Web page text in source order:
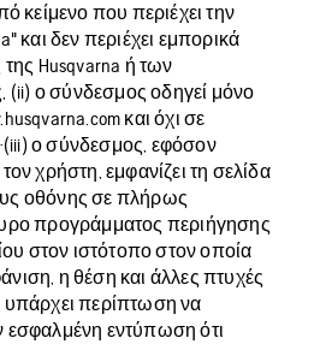
κείμενο που περιέχει την
και δεν περιέχει εμπορικά
Husqvarna ή των
(ii) ο σύνδεσμος οδηγεί μόνο
και όχι σε
ο σύνδεσμος, εφόσον
χρήστη, εμφανίζει τη σελίδα
οθόνης σε πλήρως
προγράμματος περιήγησης
στον ιστότοπο στον οποία
η θέση και άλλες πτυχές
περίπτωση να
εσφαλμένη εντύπωση ότι